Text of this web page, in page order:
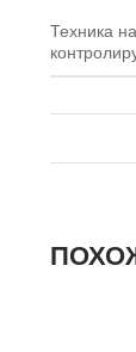
Техника